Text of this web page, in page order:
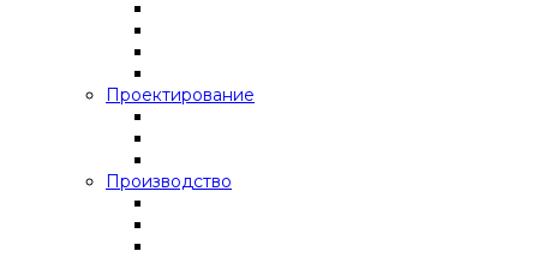
Проектирование
Производство